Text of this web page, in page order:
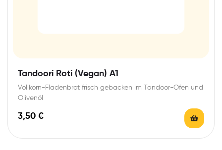
Tandoori Roti (Vegan) A1
Vollkorn-Fladenbrot frisch gebacken im Tandoor-Ofen und
Olivenöl
3,50 €